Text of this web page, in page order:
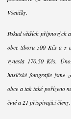
Všetičky.
Pokud větších příjmových
obce Sboru 500 Kčs a z
vynesla 170.50 Kčs.
hasičské fotografie jsme
obce a tak také pořízeno
činé a 21 přispívající členy.